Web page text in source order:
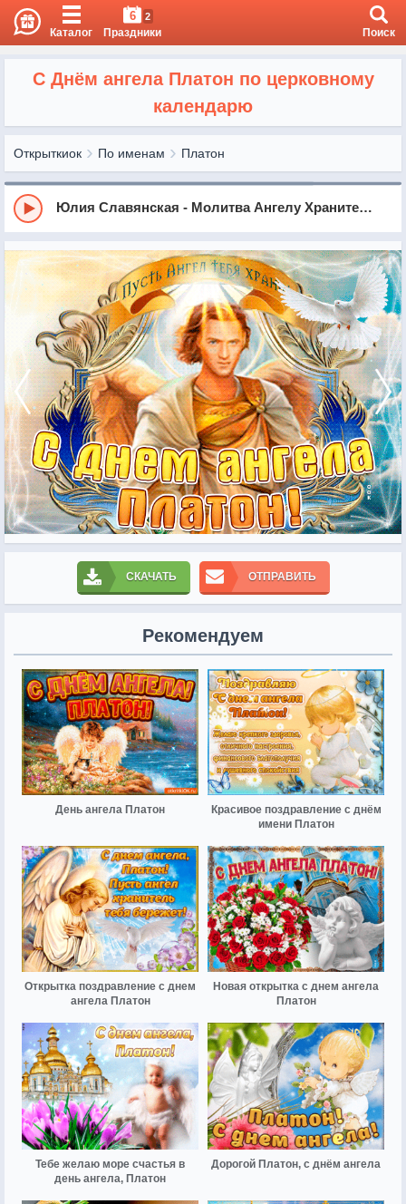
Каталог
6 2
Праздники Поиск
С Днём ангела Платон по церковному
календарю
Открыткиок По именам Платон
Юлия Славянская - Молитва Ангелу Хранителю
СКАЧАТЬ ОТПРАВИТЬ
Рекомендуем
День ангела Платон
Красивое поздравление с днём
имени Платон
Открытка поздравление с днем
ангела Платон
Новая открытка с днем ангела
Платон
Тебе желаю море счастья в
день ангела, Платон
Дорогой Платон, с днём ангела